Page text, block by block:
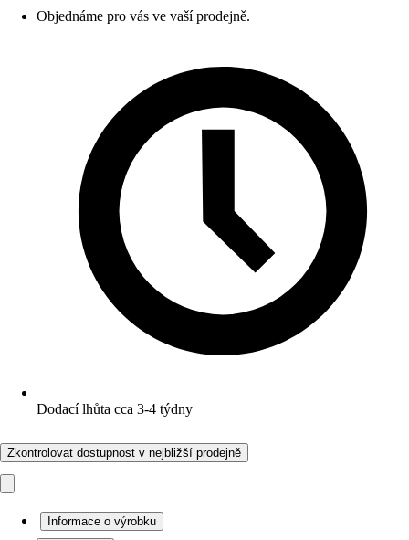
Objednáme pro vás ve vaší prodejně.
Dodací lhůta cca 3-4 týdny
Zkontrolovat dostupnost v nejbližší prodejně
Informace o výrobku